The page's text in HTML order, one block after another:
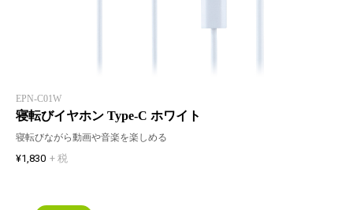
EPN-C01W
寝転びイヤホン Type-C ホワイト
寝転びながら動画や音楽を楽しめる
¥1,830 + 税